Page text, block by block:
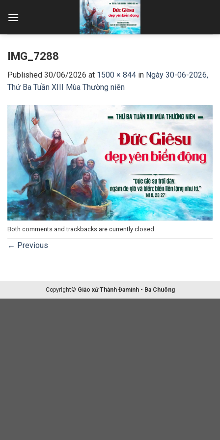
IMG_7288
Published 30/06/2026 at 1500 × 844 in Ngày 30-06-2026,
Thứ Ba Tuần XIII Mùa Thường niên
Both comments and trackbacks are currently closed.
← Previous
Copyright© Giáo xứ Thánh Đaminh - Ba Chuông